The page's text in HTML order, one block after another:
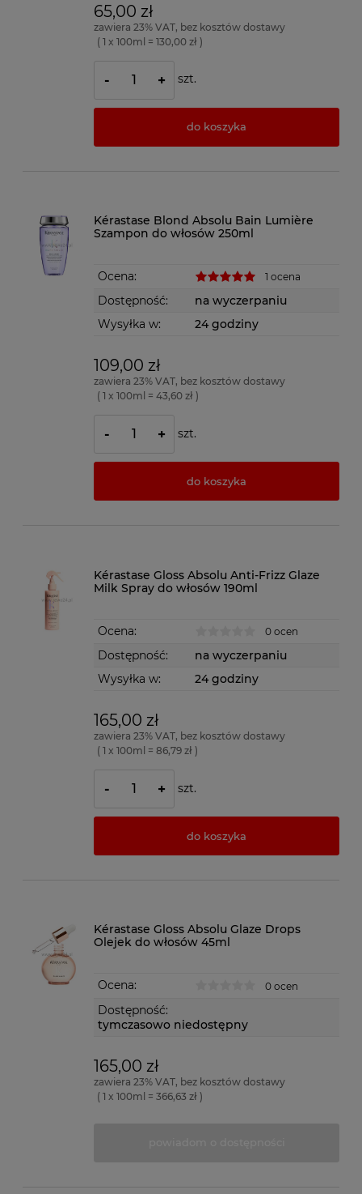
65,00 zł
zawiera 23% VAT, bez kosztów dostawy
( 1 x 100ml = 130,00 zł )
- + szt.
do koszyka
Kérastase Blond Absolu Bain Lumière
Szampon do włosów 250ml
Ocena: 1 ocena
Dostępność:
na wyczerpaniu
Wysyłka w:
24 godziny
109,00 zł
zawiera 23% VAT, bez kosztów dostawy
( 1 x 100ml = 43,60 zł )
- + szt.
do koszyka
Kérastase Gloss Absolu Anti-Frizz Glaze
Milk Spray do włosów 190ml
Ocena: 0 ocen
Dostępność:
na wyczerpaniu
Wysyłka w:
24 godziny
165,00 zł
zawiera 23% VAT, bez kosztów dostawy
( 1 x 100ml = 86,79 zł )
- + szt.
do koszyka
Kérastase Gloss Absolu Glaze Drops
Olejek do włosów 45ml
Ocena: 0 ocen
Dostępność:
tymczasowo niedostępny
165,00 zł
zawiera 23% VAT, bez kosztów dostawy
( 1 x 100ml = 366,63 zł )